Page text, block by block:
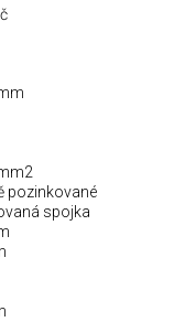
pozinkované
spojka